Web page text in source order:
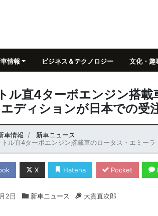
情報 ビジネス＆テクノロジー 文化・趣
ル直4ターボエンジン搭
ディションが日本での受
車情報
新車ニュース
トル直4ターボエンジン搭載車のロータス・エミー
X Hatena Pocket
2日 新車ニュース 大貫直次郎